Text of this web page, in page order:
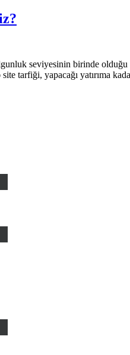
seviyesinin birinde
tarfiği, yapacağı yatırıma